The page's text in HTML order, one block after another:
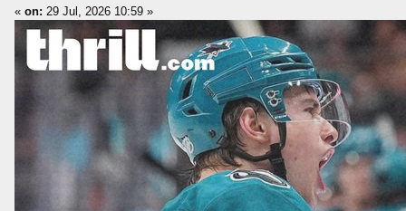
« on: 29 Jul, 2026 10:59 »